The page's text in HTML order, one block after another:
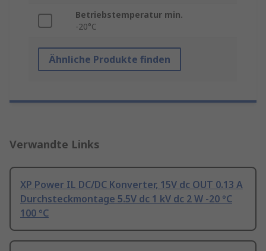
Betriebstemperatur min.
-20°C
Ähnliche Produkte finden
Verwandte Links
XP Power IL DC/DC Konverter, 15V dc OUT 0.13 A
Durchsteckmontage 5.5V dc 1 kV dc 2 W -20 °C
100 °C